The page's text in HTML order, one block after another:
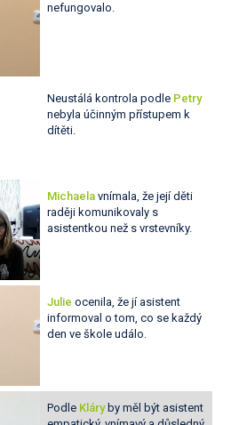
nefungovalo.
Neustálá kontrola podle Petry
nebyla účinným přístupem k
dítěti.
Michaela vnímala, že její děti
raději komunikovaly s
asistentkou než s vrstevníky.
Julie ocenila, že jí asistent
informoval o tom, co se každý
den ve škole událo.
Podle Kláryby měl být asistent